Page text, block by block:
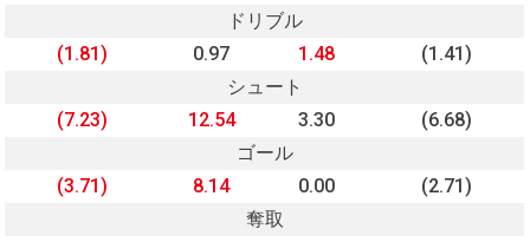
ドリブル
(1.81)
0.97 1.48
(1.41)
シュート
(7.23)
12.54 3.30
(6.68)
ゴール
(3.71)
8.14 0.00
(2.71)
奪取